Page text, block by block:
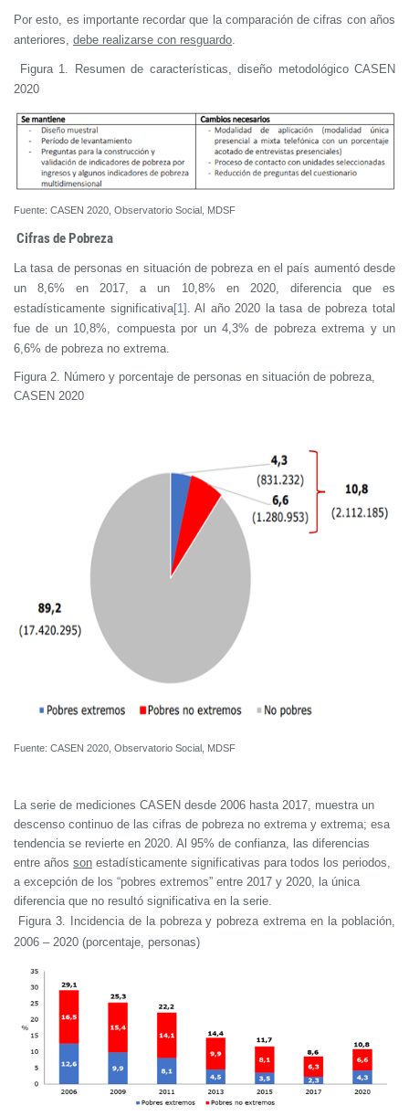
Por esto, es importante recordar que la comparación de cifras con años
anteriores, debe realizarse con resguardo
Figura 1. Resumen de características, diseño metodológico CASEN
2020
Fuente: CASEN 2020, Observatorio Social, MDSF
Cifras de Pobreza
La tasa de personas en situación de pobreza en el país aumentó desde
un 8,6% en 2017, a un 10,8% en 2020, diferencia que es
estadísticamente significativa[1]
. Al año 2020 la tasa de pobreza total
fue de un 10,8%, compuesta por un 4,3% de pobreza extrema y un
6,6% de pobreza no extrema.
Figura 2. Número y porcentaje de personas en situación de pobreza,
CASEN 2020
Fuente: CASEN 2020, Observatorio Social, MDSF
La serie de mediciones CASEN desde 2006 hasta 2017, muestra un
descenso continuo de las cifras de pobreza no extrema y extrema; esa
tendencia se revierte en 2020. Al 95% de confianza, las diferencias
entre años son estadísticamente significativas para todos los periodos,
a excepción de los “pobres extremos” entre 2017 y 2020, la única
diferencia que no resultó significativa en la serie.
Figura 3. Incidencia de la pobreza y pobreza extrema en la población,
2006 – 2020 (porcentaje, personas)